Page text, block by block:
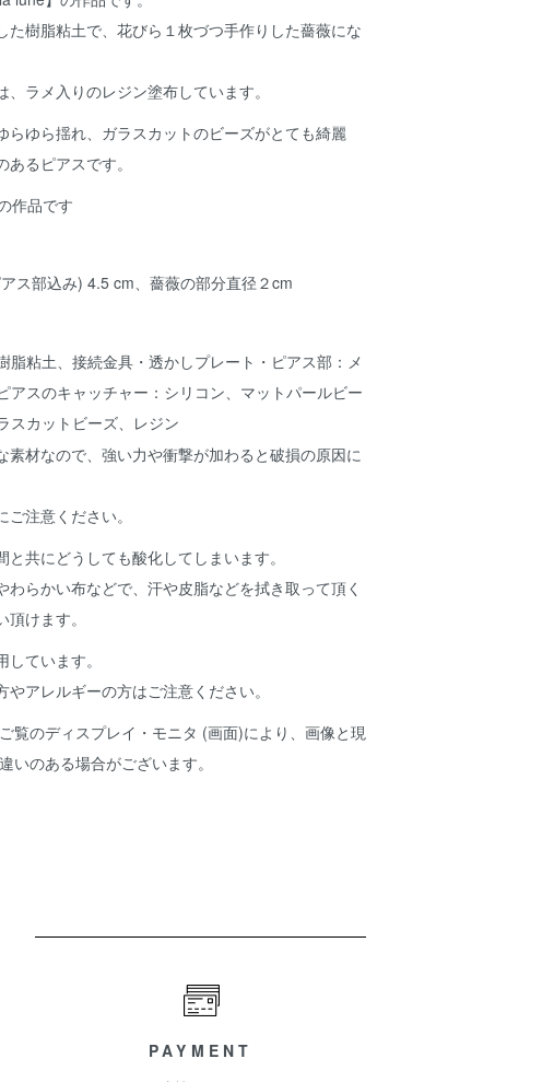
た樹脂粘土で、花びら１枚づつ手作りした薔薇にな
、ラメ入りのレジン塗布しています。
らゆら揺れ、ガラスカットのビーズがとても綺麗
あるピアスです。
ス部込み) 4.5 cm、薔薇の部分直径２cm
脂粘土、接続金具・透かしプレート・ピアス部：メ
アスのキャッチャー：シリコン、マットパールビー
スカットビーズ、レジン
素材なので、強い力や衝撃が加わると破損の原因に
ご注意ください。
と共にどうしても酸化してしまいます。
わらかい布などで、汗や皮脂などを拭き取って頂く
頂けます。
しています。
やアレルギーの方はご注意ください。
覧のディスプレイ・モニタ (画面)により、画像と現
いのある場合がございます。
PAYMENT